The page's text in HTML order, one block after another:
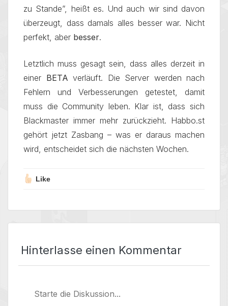
zu Stande”, heißt es. Und auch wir sind davon
überzeugt, dass damals alles besser war. Nicht
perfekt, aber besser.
Letztlich muss gesagt sein, dass alles derzeit in
einer BETA verläuft. Die Server werden nach
Fehlern und Verbesserungen getestet, damit
muss die Community leben. Klar ist, dass sich
Blackmaster immer mehr zurückzieht. Habbo.st
gehört jetzt Zasbang – was er daraus machen
wird, entscheidet sich die nächsten Wochen.
Like
Hinterlasse einen Kommentar